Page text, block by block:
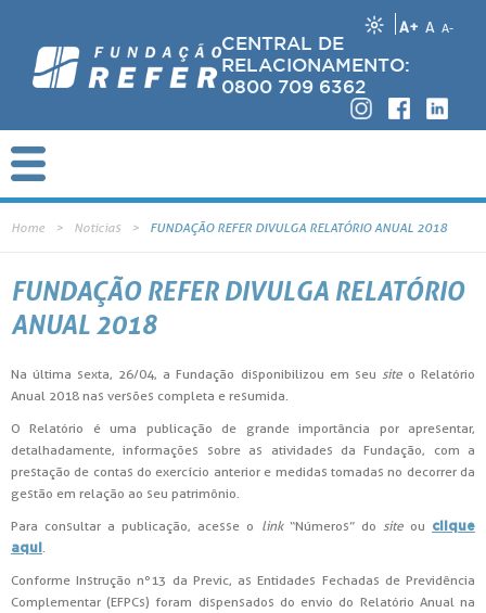
A+ A A-
CENTRAL DE
RELACIONAMENTO:
0800 709 6362
Home Notícias FUNDAÇÃO REFER DIVULGA RELATÓRIO ANUAL 2018
FUNDAÇÃO REFER DIVULGA RELATÓRIO
ANUAL 2018
Na última sexta, 26/04, a Fundação disponibilizou em seu siteo Relatório
Anual 2018 nas versões completa e resumida.
O Relatório é uma publicação de grande importância por apresentar,
detalhadamente, informações sobre as atividades da Fundação, com a
prestação de contas do exercício anterior e medidas tomadas no decorrer da
gestão em relação ao seu patrimônio.
Para consultar a publicação, acesse o link“Números” do siteou
clique
aqui .
Conforme Instrução nº13 da Previc, as Entidades Fechadas de Previdência
Complementar (EFPCs) foram dispensados do envio do Relatório Anual na